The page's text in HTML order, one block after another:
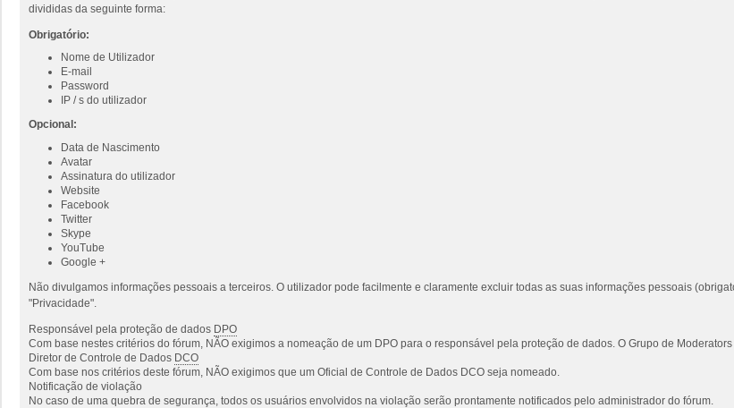
divididas da seguinte forma:
Obrigatório:
Nome de Utilizador
E-mail
Password
IP / s do utilizador
Opcional:
Data de Nascimento
Avatar
Assinatura do utilizador
Website
Facebook
Twitter
Skype
YouTube
Google +
Não divulgamos informações pessoais a terceiros. O utilizador pode facilmente e claramente excluir todas as suas informações pessoais
"Privacidade".
Responsável pela proteção de dados DPO
Com base nestes critérios do fórum, NÃO exigimos a nomeação de um DPO para o responsável pela proteção de dados. O Grupo de
Diretor de Controle de Dados DCO
Com base nos critérios deste fórum, NÃO exigimos que um Oficial de Controle de Dados DCO seja nomeado.
Notificação de violação
No caso de uma quebra de segurança, todos os usuários envolvidos na violação serão prontamente notificados pelo administrador do fórum.